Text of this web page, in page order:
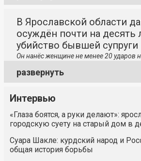
В Ярославской области
осуждён почти на десять
убийство бывшей супруги
Он нанёс женщине не менее 20 ударов
развернуть
Интервью
«Глаза боятся, а руки делают»:
городскую суету на старый дом в
Суара Шакле: курдский народ и
общая история борьбы